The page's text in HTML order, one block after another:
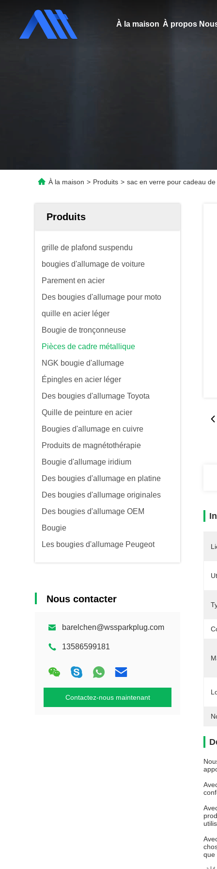
À la maison À propos
À la maison > Produits > sac en verre pour cadeau
Produits
grille de plafond suspendu
bougies d'allumage de voiture
Parement en acier
Des bougies d'allumage pour moto
quille en acier léger
Bougie de tronçonneuse
Pièces de cadre métallique
NGK bougie d'allumage
Épingles en acier léger
Des bougies d'allumage Toyota
Quille de peinture en acier
Bougies d'allumage en cuivre
Produits de magnétothérapie
Bougie d'allumage iridium
Des bougies d'allumage en platine
Des bougies d'allumage originales
Des bougies d'allumage OEM
Bougie
Les bougies d'allumage Peugeot
Nous contacter
barelchen@wssparkplug.com
13586599181
Contactez-nous maintenant
que